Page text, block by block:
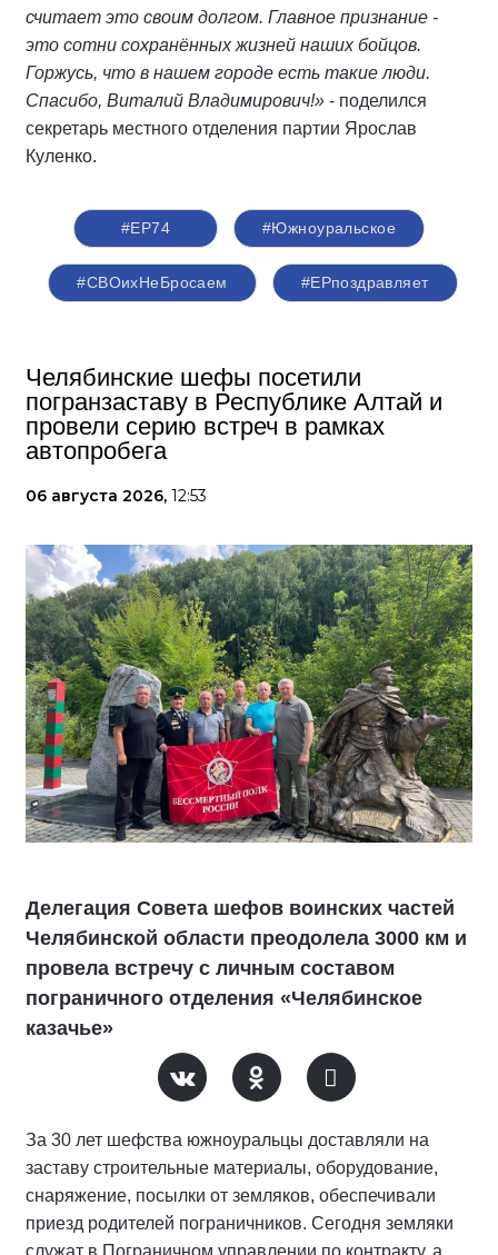
считает это своим долгом. Главное признание -
это сотни сохранённых жизней наших бойцов.
Горжусь, что в нашем городе есть такие люди.
Спасибо, Виталий Владимирович!» - поделился
секретарь местного отделения партии Ярослав
Куленко.
#ЕР74 #Южноуральское
#СВОихНеБросаем #ЕРпоздравляет
Челябинские шефы посетили
погранзаставу в Республике Алтай и
провели серию встреч в рамках
автопробега
06 августа 2026, 12:53
Делегация Совета шефов воинских частей
Челябинской области преодолела 3000 км и
провела встречу с личным составом
пограничного отделения «Челябинское
казачье»
За 30 лет шефства южноуральцы доставляли на
заставу строительные материалы, оборудование,
снаряжение, посылки от земляков, обеспечивали
приезд родителей пограничников. Сегодня земляки
служат в Пограничном управлении по контракту, а